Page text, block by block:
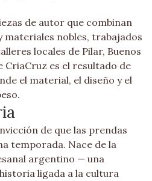
de autor que combinan
materiales nobles, trabajados
locales de Pilar, Buenos
CriaCruz es el resultado de
el material, el diseño y el
de que las prendas
temporada. Nace de la
argentino — una
ligada a la cultura